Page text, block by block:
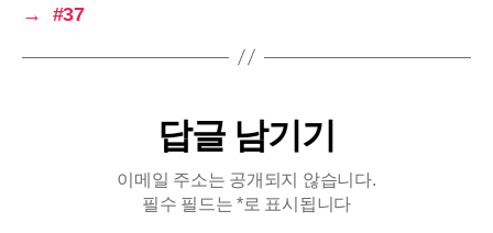
나 힘들었던지, 돌아오는…
→
#37
답글 남기기
이메일 주소는 공개되지 않습니다.
필수 필드는*로 표시됩니다